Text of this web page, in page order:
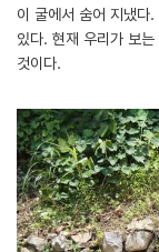
이 굴에서 숨어 지냈다
있다. 현재 우리가 보
것이다.